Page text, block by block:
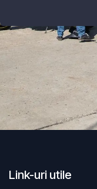
Link-uri utile